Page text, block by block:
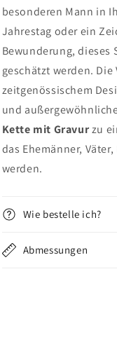
besonderen Mann in
Jahrestag oder ein
Bewunderung, dieses
geschätzt werden. Die
zeitgenössischem
und
Kette mit Gravurzu
das Ehemänner,
werden.
Wie bestelle ich?
Abmessungen